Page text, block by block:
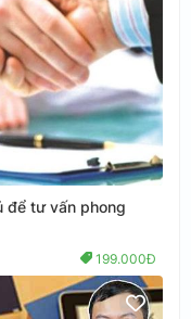
để tư vấn phong
199.000Đ